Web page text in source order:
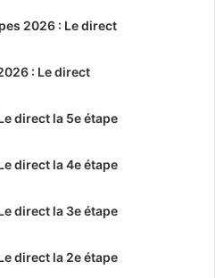
2026 : Le direct
: Le direct
direct la 5e étape
direct la 4e étape
direct la 3e étape
direct la 2e étape